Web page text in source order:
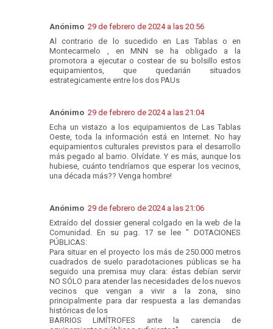
Anónimo 29 de febrero de 2024 a las 20:56
Al contrario de lo sucedido en Las Tablas o en
Montecarmelo , en MNN se ha obligado a la
promotora a ejecutar o costear de su bolsillo estos
equipamientos, que quedarián situados
estrategicamente entre los dos PAUs
Anónimo 29 de febrero de 2024 a las 21:04
Echa un vistazo a los equipamientos de Las Tablas
Oeste, toda la información está en Internet. No hay
equipamientos culturales previstos para el desarrollo
más pegado al barrio. Olvídate. Y es más, aunque los
hubiese, cuánto tendríamos que esperar los vecinos,
una década más?? Venga hombre!
Anónimo 29 de febrero de 2024 a las 21:06
Extraído del dossier general colgado en la web de la
Comunidad. En su pag. 17 se lee " DOTACIONES
PÚBLICAS:
Para situar en el proyecto los más de 250.000 metros
cuadrados de suelo paradotaciones públicas se ha
seguido una premisa muy clara: éstas debían servir
NO SÓLO para atender las necesidades de los nuevos
vecinos que vengan a vivir a la zona, sino
principalmente para dar respuesta a las demandas
históricas de los
BARRIOS LIMÍTROFES ante la carencia de